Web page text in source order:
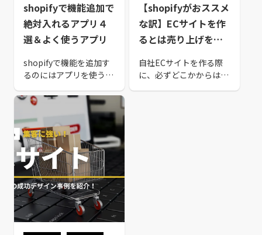
shopifyで機能追加で
絶対入れるアプリ４
選＆よく使うアプリ
shopifyで機能を追加す
るのにはアプリを使う事
数千個もあるアプリから
選ぶのも大変です。そこ
で絶対的に入れるアプリ
４選と、よく追加になる
アプリを費用感も踏まえ
てご紹介します。
【shopifyがおススメ
な訳】ECサイトを作
るとは売り上げを作
自社ECサイトを作る際
に、必ずどこかからは提